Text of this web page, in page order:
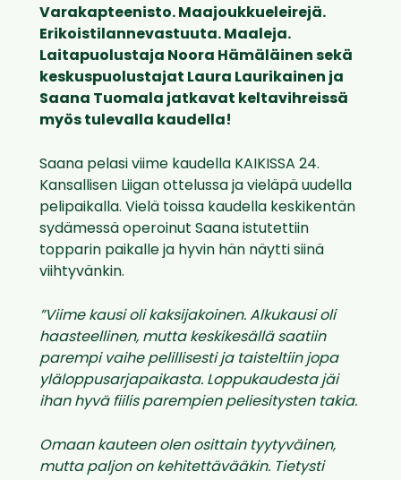
Varakapteenisto. Maajoukkueleirejä.
Erikoistilannevastuuta. Maaleja.
Laitapuolustaja Noora Hämäläinen sekä
keskuspuolustajat Laura Laurikainen ja
Saana Tuomala jatkavat keltavihreissä
myös tulevalla kaudella!
Saana pelasi viime kaudella KAIKISSA 24.
Kansallisen Liigan ottelussa ja vieläpä uudella
pelipaikalla. Vielä toissa kaudella keskikentän
sydämessä operoinut Saana istutettiin
topparin paikalle ja hyvin hän näytti siinä
viihtyvänkin.
”Viime kausi oli kaksijakoinen. Alkukausi oli
haasteellinen, mutta keskikesällä saatiin
parempi vaihe pelillisesti ja taisteltiin jopa
yläloppusarjapaikasta. Loppukaudesta jäi
ihan hyvä fiilis parempien peliesitysten takia.
Omaan kauteen olen osittain tyytyväinen,
mutta paljon on kehitettävääkin. Tietysti